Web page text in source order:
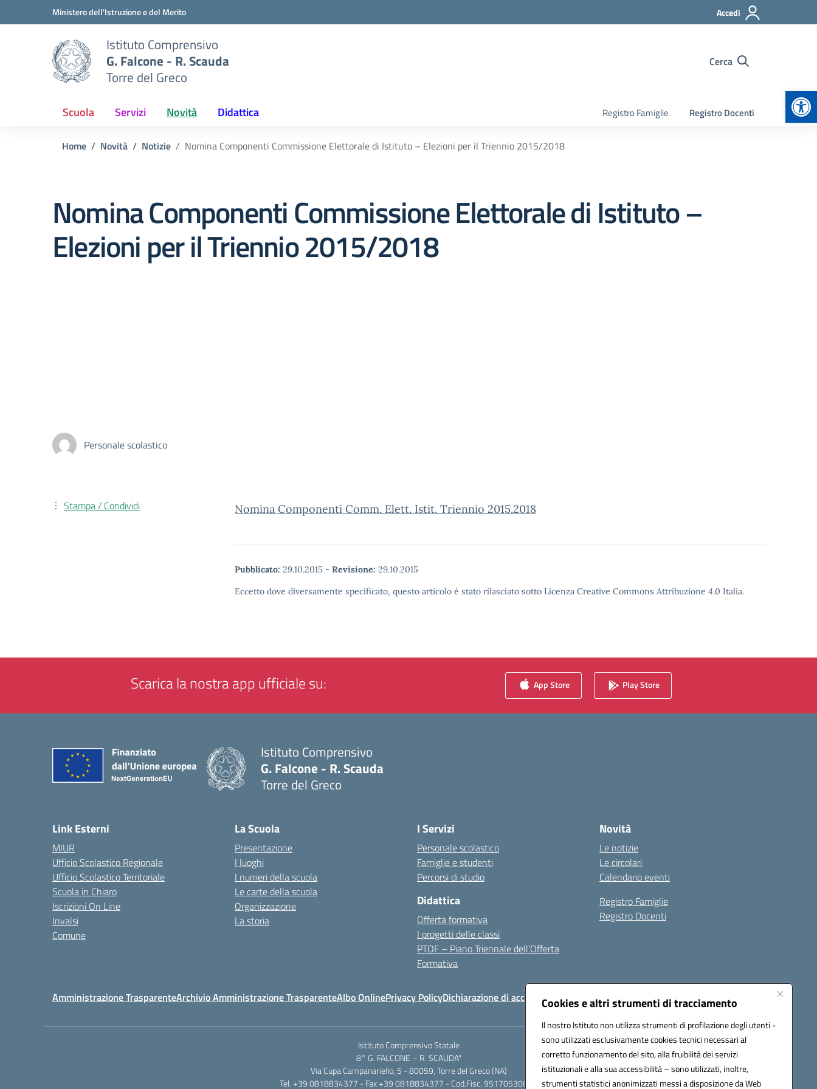
Cookies e altri strumenti di tracciamento
Il nostro Istituto non utilizza strumenti di profilazione degli utenti -
sono utilizzati esclusivamente cookies tecnici necessari al
corretto funzionamento del sito, alla fruibilità dei servizi
istituzionali e alla sua accessibilità – sono utilizzati, inoltre,
strumenti statistici anonimizzati messi a disposizione da Web
Vai ai contenuti
Vai al menu di navigazioneMinistero dell'Istruzione e del Merito Accedi
Istituto Comprensivo
G. Falcone - R. Scauda
Torre del Greco
Cerca
Scuola Servizi Novità Didattica Registro Famiglie Registro Docenti
Home Novità Notizie Nomina Componenti Commissione Elettorale di Istituto – Elezioni per il Triennio 2015/2018
Nomina Componenti Commissione Elettorale di Istituto –
Elezioni per il Triennio 2015/2018
Personale scolastico
Nomina Componenti Comm. Elett. Istit. Triennio 2015.2018
Pubblicato: 29.10.2015 - Revisione: 29.10.2015
Eccetto dove diversamente specificato, questo articolo è stato rilasciato sotto Licenza Creative Commons Attribuzione 4.0 Italia.
Stampa / Condividi
Scarica la nostra app ufficiale su: App Store Play Store
Istituto Comprensivo
G. Falcone - R. Scauda
Torre del Greco
Link Esterni
MIUR
Ufficio Scolastico Regionale
Ufficio Scolastico Territoriale
Scuola in Chiaro
Iscrizioni On Line
Invalsi
Comune
La Scuola
Presentazione
I luoghi
I numeri della scuola
Le carte della scuola
Organizzazione
La storia
I Servizi
Personale scolastico
Famiglie e studenti
Percorsi di studio
Didattica
Offerta formativa
I progetti delle classi
PTOF – Piano Triennale dell’Offerta
Formativa
Novità
Le notizie
Le circolari
Calendario eventi
Registro Famiglie
Registro Docenti
Amministrazione TrasparenteArchivio Amministrazione TrasparenteAlbo OnlinePrivacy PolicyDichiarazione di accessibilità Note legali
Istituto Comprensivo Statale
8° G. FALCONE – R. SCAUDA"
Via Cupa Campanariello, 5 - 80059, Torre del Greco (NA)
Tel. +39 0818834377 - Fax +39 0818834377 - Cod.Fisc. 95170530638